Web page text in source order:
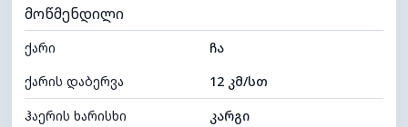
ხილვადობა
განათების ინდექსი 0 (ბნელი)
ღრუბლის სიმაღლე 10480 მ
მოწმენდილი
ქარი
ჩა
ქარის დაბერვა
12 კმ/სთ
ჰაერის ხარისხი
კარგი